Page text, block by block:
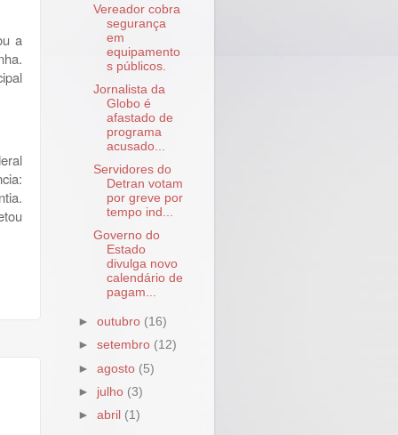
a
Vereador cobra
segurança
em
equipamento
s públicos.
Jornalista da
Globo é
afastado de
programa
acusado...
Servidores do
Detran votam
por greve por
tempo ind...
Governo do
Estado
divulga novo
calendário de
pagam...
►outubro (16)
►setembro (12)
►agosto (5)
► julho (3)
►abril (1)